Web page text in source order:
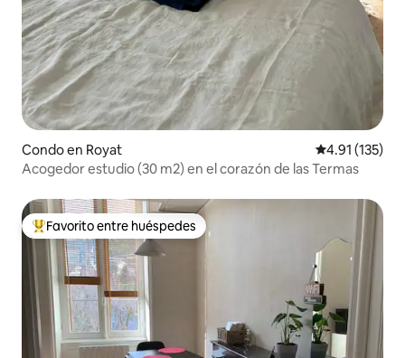
Condo en Royat Calificación
4.91 (135)
Acogedor estudio (30 m2) en el corazón de las Termas
Favorito entre huéspedes preferido
Favorito entre huéspedes